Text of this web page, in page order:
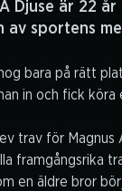
A Djuse är 22
av sportens
bara på rätt
in och fick
trav för Magnus
framgångsrika
en äldre bror